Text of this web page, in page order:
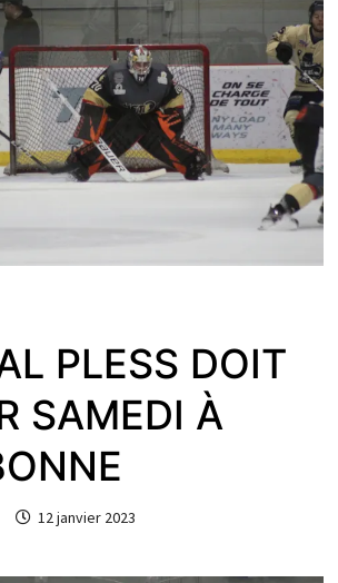
PLESS DOIT
SAMEDI À
12 janvier 2023